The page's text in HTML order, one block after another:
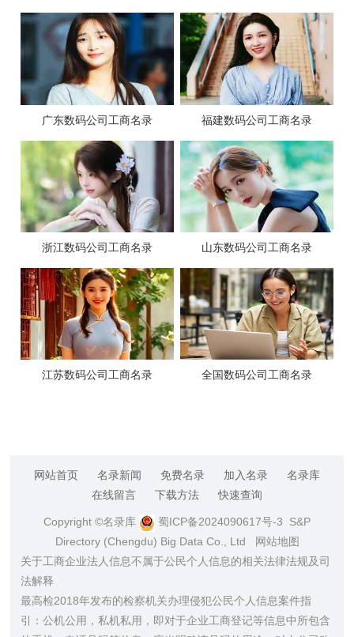
广东数码公司工商名录 福建数码公司工商名录
浙江数码公司工商名录 山东数码公司工商名录
江苏数码公司工商名录 全国数码公司工商名录
网站首页 名录新闻 免费名录 加入名录
名录库
在线留言
下载方法 快速查询
Copyright ©名录库 蜀ICP备2024090617号-3 S&P
Directory (Chengdu) Big Data Co., Ltd
网站地图
关于工商企业法人信息不属于公民个人信息的相关法律法规及司
法解释
最高检2018年发布的检察机关办理侵犯公民个人信息案件指
引：公机公用，私机私用，即对于企业工商登记等信息中所包含